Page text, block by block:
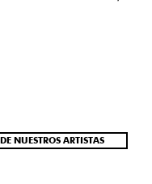
NUESTROS ARTISTAS